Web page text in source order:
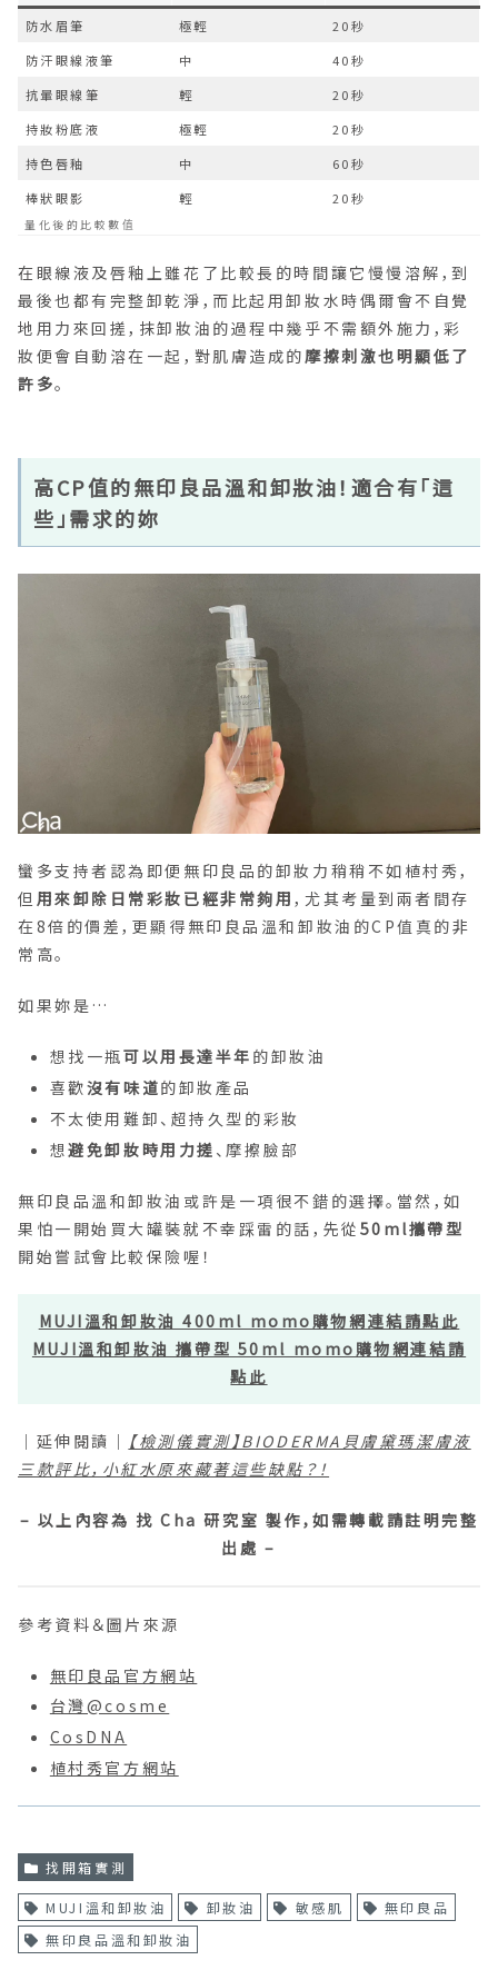
防水眉筆 極輕
20秒
防汗眼線液筆
中
40秒
抗暈眼線筆
輕
20秒
持妝粉底液
極輕
20秒
持色唇釉
中
60秒
棒狀眼影
輕 20秒
量化後的比較數值
在眼線液及唇釉上雖花了比較長的時間讓它慢慢溶解，到
最後也都有完整卸乾淨，而比起用卸妝水時偶爾會不自覺
地用力來回搓，抹卸妝油的過程中幾乎不需額外施力，彩
妝便會自動溶在一起，對肌膚造成的 摩擦刺激也明顯低了
許多。
高CP值的無印良品溫和卸妝油！適合有「這
些」需求的妳
蠻多支持者認為即便無印良品的卸妝力稍稍不如植村秀，
但 用來卸除日常彩妝已經非常夠用 ，尤其考量到兩者間存
在8倍的價差，更顯得無印良品溫和卸妝油的CP值真的非
常高。
如果妳是…
想找一瓶可以用長達半年 的卸妝油
喜歡沒有味道的卸妝產品
不太使用難卸、超持久型的彩妝
想避免卸妝時用力搓 、摩擦臉部
無印良品溫和卸妝油或許是一項很不錯的選擇。當然，如
果怕一開始買大罐裝就不幸踩雷的話，先從 50ml攜帶型
開始嘗試會比較保險喔！
MUJI溫和卸妝油 400ml momo購物網連結請點此
MUJI溫和卸妝油 攜帶型 50ml momo購物網連結請
點此
｜延伸閱讀｜ 【檢測儀實測】BIODERMA貝膚黛瑪潔膚液
三款評比，小紅水原來藏著這些缺點？！
– 以上內容為 找 Cha 研究室 製作，如需轉載請註明完整
出處 –
參考資料＆圖片來源
無印良品官方網站
台灣@cosme
CosDNA
植村秀官方網站
找開箱實測
MUJI溫和卸妝油 卸妝油 敏感肌
無印良品
無印良品溫和卸妝油